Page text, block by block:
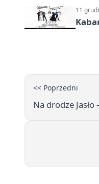
11
<< Poprzedni
Na drodze